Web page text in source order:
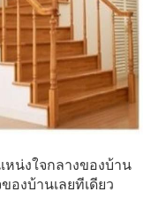
น่งใจกลางของบ้าน
องบ้านเลยทีเดียว